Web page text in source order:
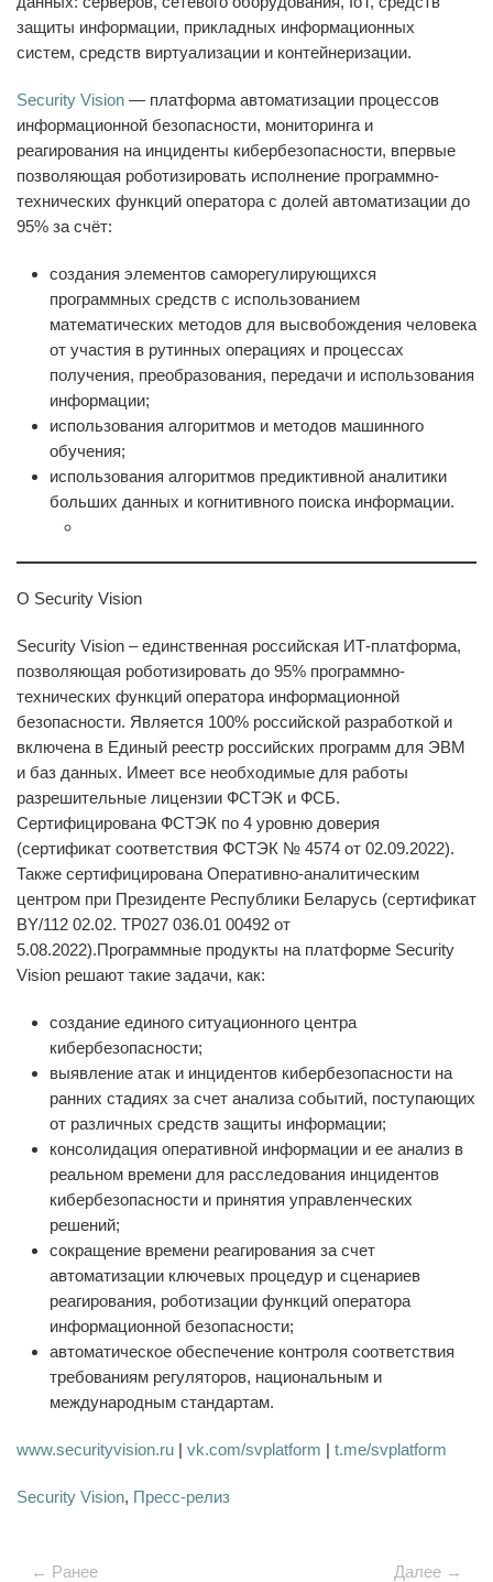
защиты информации, прикладных информационных
систем, средств виртуализации и контейнеризации.
Security Vision — платформа автоматизации процессов
информационной безопасности, мониторинга и
реагирования на инциденты кибербезопасности, впервые
позволяющая роботизировать исполнение программно-
технических функций оператора с долей автоматизации до
95% за счёт:
создания элементов саморегулирующихся
программных средств с использованием
математических методов для высвобождения человека
от участия в рутинных операциях и процессах
получения, преобразования, передачи и использования
информации;
использования алгоритмов и методов машинного
обучения;
использования алгоритмов предиктивной аналитики
больших данных и когнитивного поиска информации.
О Security Vision
Security Vision – единственная российская ИТ-платформа,
позволяющая роботизировать до 95% программно-
технических функций оператора информационной
безопасности. Является 100% российской разработкой и
включена в Единый реестр российских программ для ЭВМ
и баз данных. Имеет все необходимые для работы
разрешительные лицензии ФСТЭК и ФСБ.
Сертифицирована ФСТЭК по 4 уровню доверия
(сертификат соответствия ФСТЭК № 4574 от 02.09.2022).
Также сертифицирована Оперативно-аналитическим
центром при Президенте Республики Беларусь (сертификат
BY/112 02.02. ТР027 036.01 00492 от
5.08.2022).Программные продукты на платформе Security
Vision решают такие задачи, как:
создание единого ситуационного центра
кибербезопасности;
выявление атак и инцидентов кибербезопасности на
ранних стадиях за счет анализа событий, поступающих
от различных средств защиты информации;
консолидация оперативной информации и ее анализ в
реальном времени для расследования инцидентов
кибербезопасности и принятия управленческих
решений;
сокращение времени реагирования за счет
автоматизации ключевых процедур и сценариев
реагирования, роботизации функций оператора
информационной безопасности;
автоматическое обеспечение контроля соответствия
требованиям регуляторов, национальным и
международным стандартам.
www.securityvision.ru | vk.com/svplatform | t.me/svplatform
Security Vision, Пресс-релиз
← Ранее Далее →